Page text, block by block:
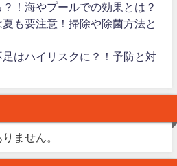
！海やプールでの効果とは？
も要注意！掃除や除菌方法と
はハイリスクに？！予防と対
ません。